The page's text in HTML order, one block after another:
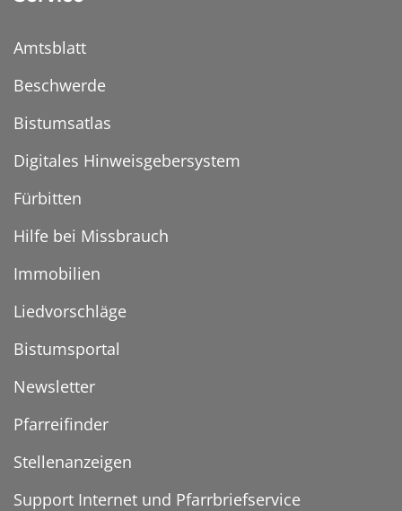
Amtsblatt
Beschwerde
Bistumsatlas
Digitales Hinweisgebersystem
Fürbitten
Hilfe bei Missbrauch
Immobilien
Liedvorschläge
Bistumsportal
Newsletter
Pfarreifinder
Stellenanzeigen
Support Internet und Pfarrbriefservice